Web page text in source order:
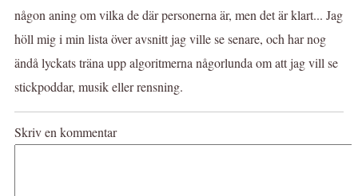
någon aning om vilka de där personerna är, men det är klart... Jag
höll mig i min lista över avsnitt jag ville se senare, och har nog
ändå lyckats träna upp algoritmerna någorlunda om att jag vill se
stickpoddar, musik eller rensning.
Skriv en kommentar